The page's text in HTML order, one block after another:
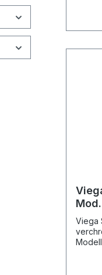
Viega
Modell